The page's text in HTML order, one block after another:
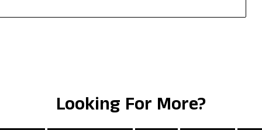
Looking For More?